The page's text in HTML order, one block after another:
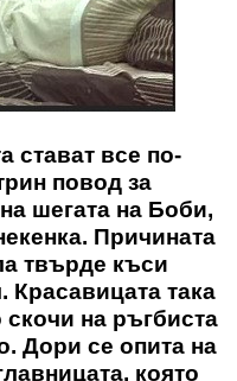
стават все по-
повод за
шегата на Боби,
Причината
твърде къси
Красавицата така
на ръгбиста
Дори се опита на
която